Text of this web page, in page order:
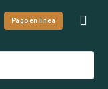
Pago en linea